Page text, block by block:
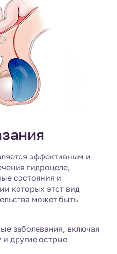
эффективным и
гидроцеле,
состояния и
которых этот вид
может быть
заболевания, включая
другие острые